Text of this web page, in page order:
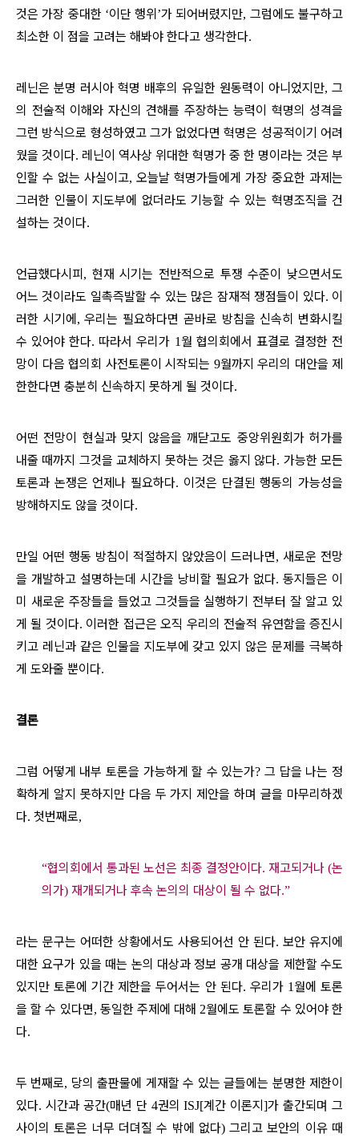
것은 가장 중대한 ‘이단 행위’가 되어버렸지만, 그럼에도 불구하고
최소한 이 점을 고려는 해봐야 한다고 생각한다.
레닌은 분명 러시아 혁명 배후의 유일한 원동력이 아니었지만, 그
의 전술적 이해와 자신의 견해를 주장하는 능력이 혁명의 성격을
그런 방식으로 형성하였고 그가 없었다면 혁명은 성공적이기 어려
웠을 것이다. 레닌이 역사상 위대한 혁명가 중 한 명이라는 것은 부
인할 수 없는 사실이고, 오늘날 혁명가들에게 가장 중요한 과제는
그러한 인물이 지도부에 없더라도 기능할 수 있는 혁명조직을 건
설하는 것이다.
언급했다시피, 현재 시기는 전반적으로 투쟁 수준이 낮으면서도
어느 것이라도 일촉즉발할 수 있는 많은 잠재적 쟁점들이 있다. 이
러한 시기에,우리는 필요하다면 곧바로 방침을 신속히 변화시킬
수 있어야 한다. 따라서 우리가 1 월 협의회에서 표결로 결정한 전
망이 다음 협의회 사전토론이 시작되는 9월까지 우리의 대안을 제
한한다면 충분히 신속하지 못하게 될 것이다.
어떤 전망이 현실과 맞지 않음을 깨닫고도 중앙위원회가 허가를
내줄 때까지 그것을 교체하지 못하는 것은 옳지 않다. 가능한 모든
토론과 논쟁은 언제나 필요하다. 이것은 단결된 행동의 가능성을
방해하지도 않을 것이다.
만일 어떤 행동 방침이 적절하지 않았음이 드러나면, 새로운 전망
을 개발하고 설명하는데 시간을 낭비할 필요가 없다. 동지들은 이
미 새로운 주장들을 들었고 그것들을 실행하기 전부터 잘 알고 있
게 될 것이다. 이러한 접근은 오직 우리의 전술적 유연함을 증진시
키고 레닌과 같은 인물을 지도부에 갖고 있지 않은 문제를 극복하
게 도와줄 뿐이다.
결론
그럼 어떻게 내부 토론을 가능하게 할 수 있는가?그 답을 나는 정
확하게 알지 못하지만 다음 두 가지 제안을 하며 글을 마무리하겠
다. 첫번째로,
“협의회에서 통과된 노선은 최종 결정안이다. 재고되거나 (논
의가) 재개되거나 후속 논의의 대상이 될 수 없다.”
라는 문구는 어떠한 상황에서도 사용되어선 안 된다. 보안 유지에
대한 요구가 있을 때는 논의 대상과 정보 공개 대상을 제한할 수도
있지만 토론에 기간 제한을 두어서는 안 된다. 우리가 1 월에 토론
을 할 수 있다면, 동일한 주제에 대해 2월에도 토론할 수 있어야 한
다.
두 번째로, 당의 출판물에 게재할 수 있는 글들에는 분명한 제한이
있다. 시간과 공간(매년 단 4권의ISJ[계간 이론지]가 출간되며 그
사이의 토론은 너무 더뎌질 수 밖에 없다)그리고 보안의 이유 때